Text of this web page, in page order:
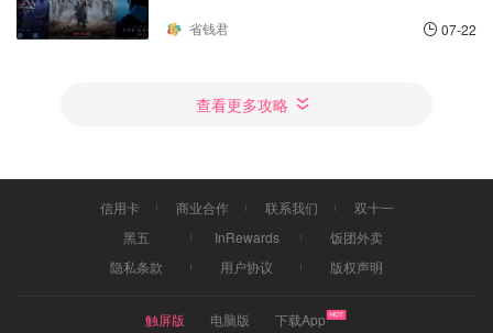
省钱君 07-22
查看更多攻略
信用卡 商业合作 联系我们
双十一
黑五
InRewards
饭团外卖
隐私条款
用户协议 版权声明
触屏版 电脑版 下载App